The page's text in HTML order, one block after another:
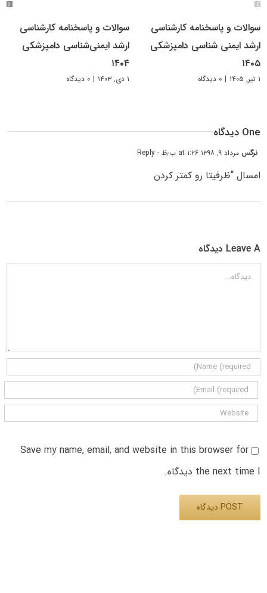
سوالات و پاسخنامه کارشناسی
ارشد ایمنی شناسی دامپزشکی
۱۴۰۵
۱ تیر, ۱۴۰۵ | ۰ دیدگاه
سوالات و پاسخنامه کارشناسی
ارشد ایمنی‌شناسی دامپزشکی
۱۴۰۴
۱ دی, ۱۴۰۳ | ۰ دیدگاه
One دیدگاه
نرگس مرداد ۹, ۱۳۹۸ at ۱:۲۶ ب٫ظ - Reply
امسال “ظرفیتا رو کمتر کردن
Leave A دیدگاه
دیدگاه
Save my name, email, and website in this browser for
the next time I دیدگاه.